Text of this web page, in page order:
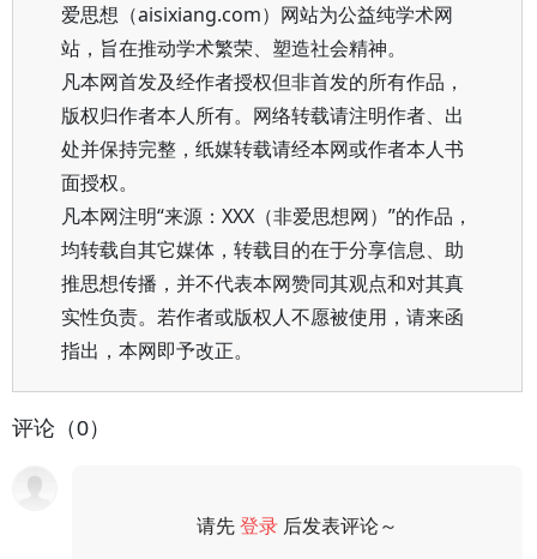
爱思想（aisixiang.com）网站为公益纯学术网
站，旨在推动学术繁荣、塑造社会精神。
凡本网首发及经作者授权但非首发的所有作品，
版权归作者本人所有。网络转载请注明作者、出
处并保持完整，纸媒转载请经本网或作者本人书
面授权。
凡本网注明“来源：XXX（非爱思想网）”的作品，
均转载自其它媒体，转载目的在于分享信息、助
推思想传播，并不代表本网赞同其观点和对其真
实性负责。若作者或版权人不愿被使用，请来函
指出，本网即予改正。
评论（0）
请先登录 后发表评论～